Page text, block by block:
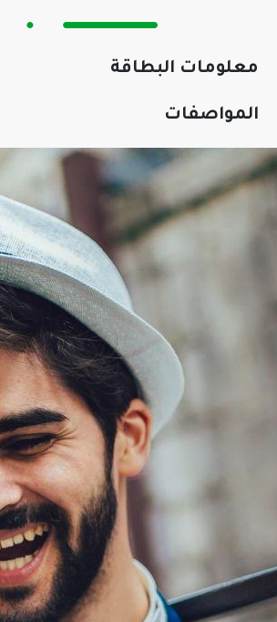
معلومات البطاقة
المواصفات